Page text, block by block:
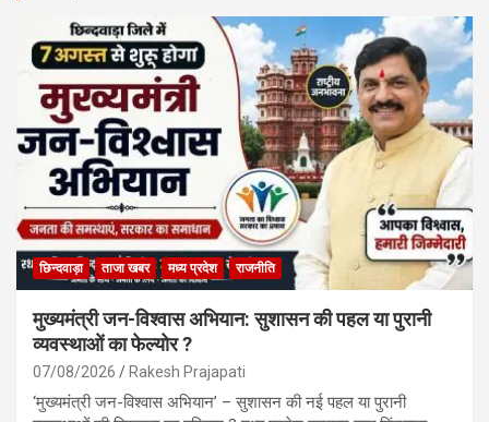
छिन्दवाड़ा ताजा खबर मध्य प्रदेश राजनीति
मुख्यमंत्री जन-विश्वास अभियान: सुशासन की पहल या पुरानी
व्यवस्थाओं का फेल्योर ?
07/08/2026 Rakesh Prajapati
‘मुख्यमंत्री जन-विश्वास अभियान’ – सुशासन की नई पहल या पुरानी